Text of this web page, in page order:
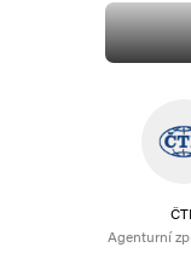
Agenturní